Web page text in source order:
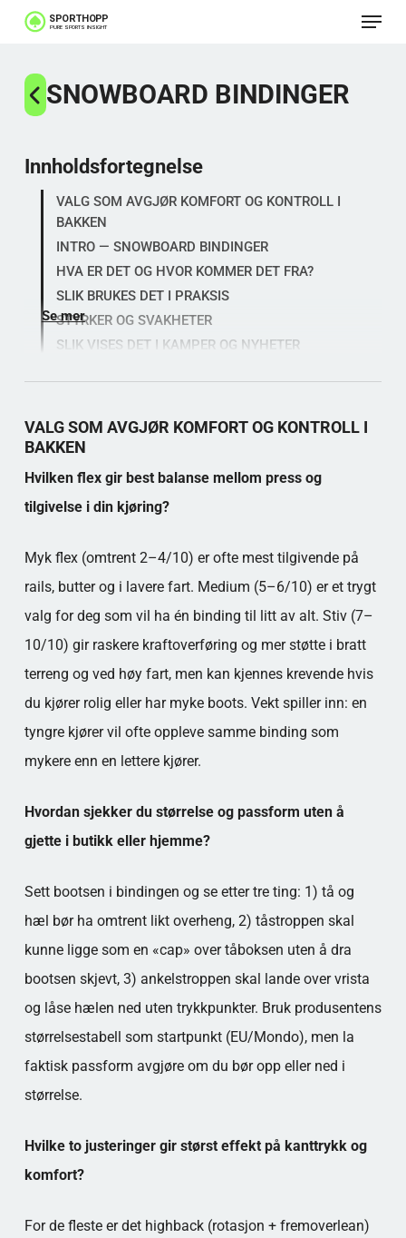
hovedinnhold
Meny
SNOWBOARD BINDINGER
VALG SOM AVGJØR KOMFORT OG KONTROLL I
BAKKEN
Hvilken flex gir best balanse mellom press og
tilgivelse i din kjøring?
Myk flex (omtrent 2–4/10) er ofte mest tilgivende på
rails, butter og i lavere fart. Medium (5–6/10) er et trygt
valg for deg som vil ha én binding til litt av alt. Stiv (7–
10/10) gir raskere kraftoverføring og mer støtte i bratt
terreng og ved høy fart, men kan kjennes krevende hvis
du kjører rolig eller har myke boots. Vekt spiller inn: en
tyngre kjører vil ofte oppleve samme binding som
mykere enn en lettere kjører.
Hvordan sjekker du størrelse og passform uten å
gjette i butikk eller hjemme?
Sett bootsen i bindingen og se etter tre ting: 1) tå og
hæl bør ha omtrent likt overheng, 2) tåstroppen skal
kunne ligge som en «cap» over tåboksen uten å dra
bootsen skjevt, 3) ankelstroppen skal lande over vrista
og låse hælen ned uten trykkpunkter. Bruk produsentens
størrelsestabell som startpunkt (EU/Mondo), men la
faktisk passform avgjøre om du bør opp eller ned i
størrelse.
Hvilke to justeringer gir størst effekt på kanttrykk og
komfort?
For de fleste er det highback (rotasjon + fremoverlean)
Innholdsfortegnelse
VALG SOM AVGJØR KOMFORT OG KONTROLL I
BAKKEN
INTRO — SNOWBOARD BINDINGER
HVA ER DET OG HVOR KOMMER DET FRA?
SLIK BRUKES DET I PRAKSIS
STYRKER OG SVAKHETER
SLIK VISES DET I KAMPER OG NYHETER
Populära kategorier
Se mer